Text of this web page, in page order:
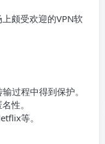
颇受欢迎的VPN软
过程中得到保护。
性。
等。